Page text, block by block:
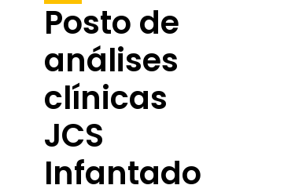
Posto de
análises
clínicas
JCS
Infantado